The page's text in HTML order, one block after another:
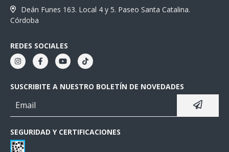
Deán Funes 163. Local 4 y 5. Paseo Santa Catalina.
Córdoba
REDES SOCIALES
SUSCRIBITE A NUESTRO BOLETÍN DE NOVEDADES
SEGURIDAD Y CERTIFICACIONES